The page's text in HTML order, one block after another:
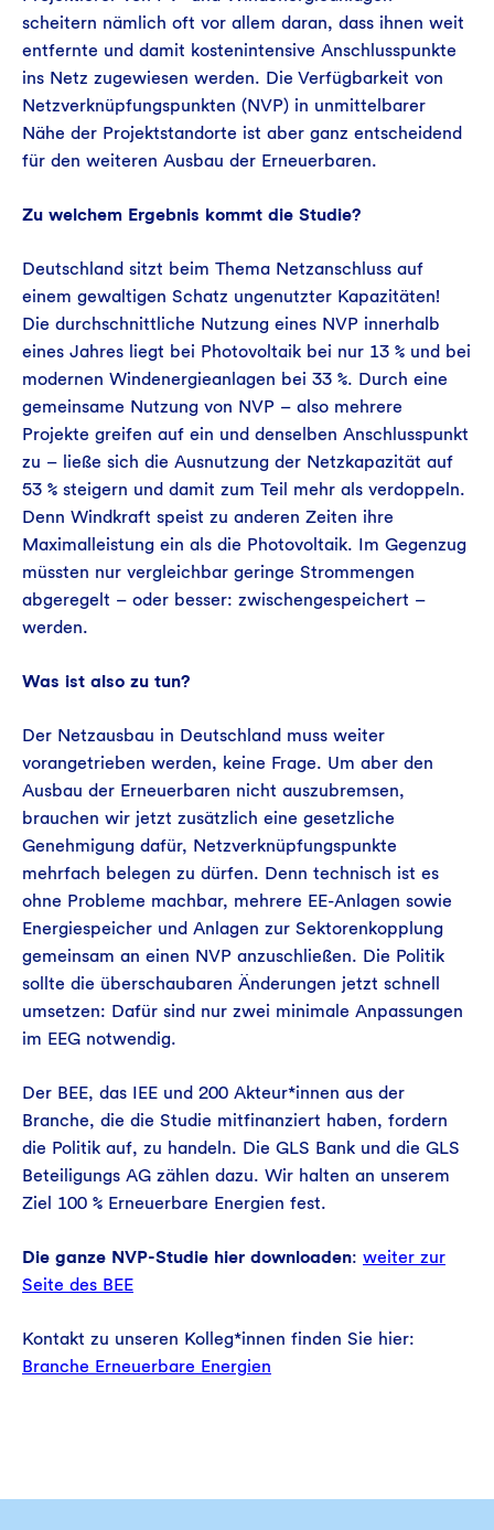
scheitern nämlich oft vor allem daran, dass ihnen weit
entfernte und damit kostenintensive Anschlusspunkte
ins Netz zugewiesen werden. Die Verfügbarkeit von
Netzverknüpfungspunkten (NVP) in unmittelbarer
Nähe der Projektstandorte ist aber ganz entscheidend
für den weiteren Ausbau der Erneuerbaren.
Zu welchem Ergebnis kommt die Studie?
Deutschland sitzt beim Thema Netzanschluss auf
einem gewaltigen Schatz ungenutzter Kapazitäten!
Die durchschnittliche Nutzung eines NVP innerhalb
eines Jahres liegt bei Photovoltaik bei nur 13 % und bei
modernen Windenergieanlagen bei 33 %. Durch eine
gemeinsame Nutzung von NVP – also mehrere
Projekte greifen auf ein und denselben Anschlusspunkt
zu – ließe sich die Ausnutzung der Netzkapazität auf
53 % steigern und damit zum Teil mehr als verdoppeln.
Denn Windkraft speist zu anderen Zeiten ihre
Maximalleistung ein als die Photovoltaik. Im Gegenzug
müssten nur vergleichbar geringe Strommengen
abgeregelt – oder besser: zwischengespeichert –
werden.
Was ist also zu tun?
Der Netzausbau in Deutschland muss weiter
vorangetrieben werden, keine Frage. Um aber den
Ausbau der Erneuerbaren nicht auszubremsen,
brauchen wir jetzt zusätzlich eine gesetzliche
Genehmigung dafür, Netzverknüpfungspunkte
mehrfach belegen zu dürfen. Denn technisch ist es
ohne Probleme machbar, mehrere EE-Anlagen sowie
Energiespeicher und Anlagen zur Sektorenkopplung
gemeinsam an einen NVP anzuschließen. Die Politik
sollte die überschaubaren Änderungen jetzt schnell
umsetzen: Dafür sind nur zwei minimale Anpassungen
im EEG notwendig.
Der BEE, das IEE und 200 Akteur*innen aus der
Branche, die die Studie mitfinanziert haben, fordern
die Politik auf, zu handeln. Die GLS Bank und die GLS
Beteiligungs AG zählen dazu. Wir halten an unserem
Ziel 100 % Erneuerbare Energien fest.
Die ganze NVP-Studie hier downloaden: weiter zur
Seite des BEE
Kontakt zu unseren Kolleg*innen finden Sie hier:
Branche Erneuerbare Energien